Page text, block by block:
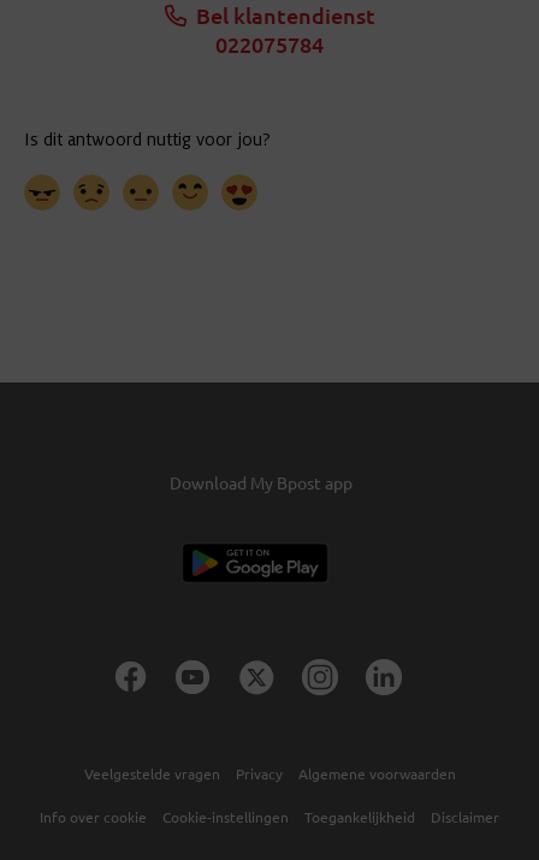
Bel klantendienst
022075784
Download My Bpost app
Veelgestelde vragen Privacy Algemene voorwaarden
Info over cookie Cookie-instellingen Toegankelijkheid Disclaimer